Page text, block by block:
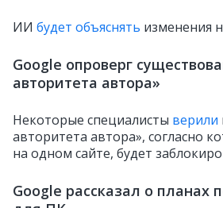
ИИ будет объяснять изменения
Google опроверг
авторитета автора»
Некоторые специалисты верили
авторитета автора», согласно
на одном сайте, будет
Google рассказал о планах